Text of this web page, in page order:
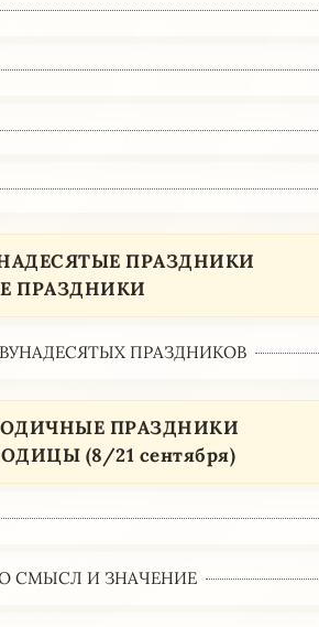
ПРАЗДНИКИ
ПРАЗДНИКИ
ПРАЗДНИКОВ
ПРАЗДНИКИ
(8/21 сентября)
СМЫСЛ И ЗНАЧЕНИЕ